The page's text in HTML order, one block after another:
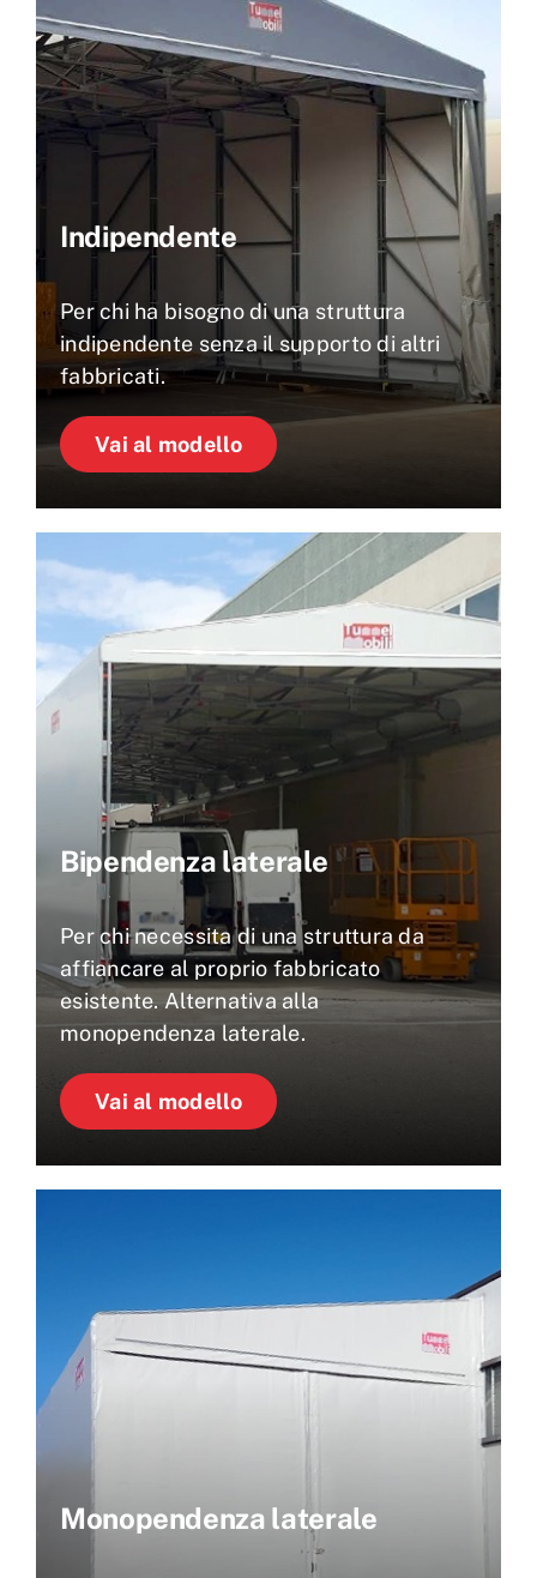
Indipendente
Per chi ha bisogno di una struttura
indipendente senza il supporto di altri
fabbricati.
Vai al modello
Bipendenza laterale
Per chi necessita di una struttura da
affiancare al proprio fabbricato
esistente. Alternativa alla
monopendenza laterale.
Vai al modello
Monopendenza laterale